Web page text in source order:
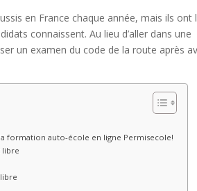
en France chaque année, mais ils ont
connaissent. Au lieu d’aller dans une
un examen du code de la route après
formation auto-école en ligne Permisecole!
libre